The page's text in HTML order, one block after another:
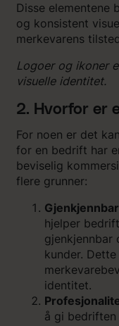
Disse elementene
og konsistent
merkevarens
Logoer og ikoner
visuelle identitet.
2. Hvorfor er
For noen er det
for en bedrift har
beviselig
flere grunner:
hjelper
gjenkjennbar
kunder.
identitet.
å gi